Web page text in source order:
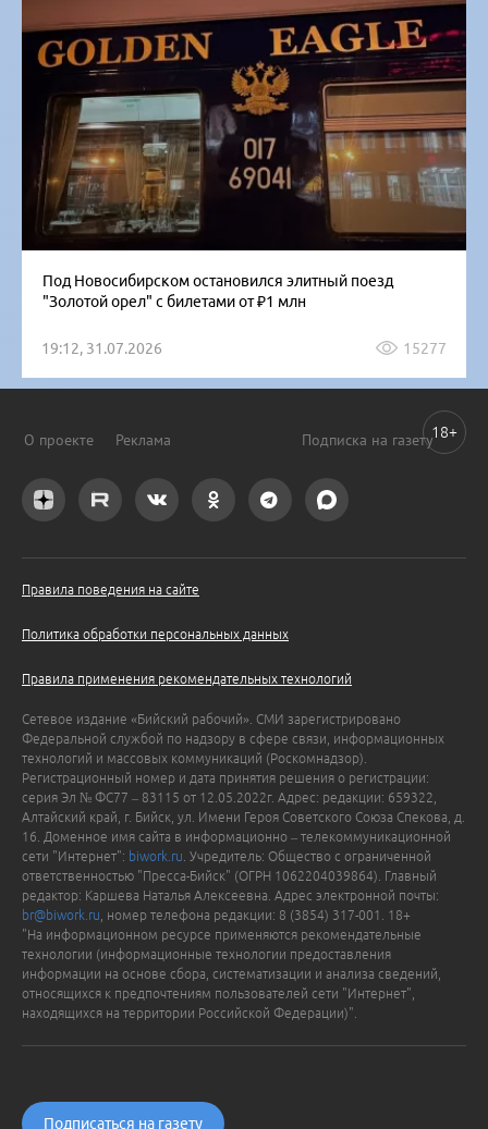
Под Новосибирском остановился элитный поезд
"Золотой орел" с билетами от ₽1 млн
19:12, 31.07.2026 15277
О проекте Реклама Подписка на газету
Правила поведения на сайте
Политика обработки персональных данных
Правила применения рекомендательных технологий
Сетевое издание «Бийский рабочий». СМИ зарегистрировано
Федеральной службой по надзору в сфере связи, информационных
технологий и массовых коммуникаций (Роскомнадзор).
Регистрационный номер и дата принятия решения о регистрации:
серия Эл № ФС77 – 83115 от 12.05.2022г. Адрес: редакции: 659322,
Алтайский край, г. Бийск, ул. Имени Героя Советского Союза Спекова, д.
16. Доменное имя сайта в информационно – телекоммуникационной
сети "Интернет": biwork.ru . Учредитель: Общество с ограниченной
ответственностью "Пресса-Бийск" (ОГРН 1062204039864). Главный
редактор: Каршева Наталья Алексеевна. Адрес электронной почты:
br@biwork.ru , номер телефона редакции: 8 (3854) 317-001. 18+
"На информационном ресурсе применяются рекомендательные
технологии (информационные технологии предоставления
информации на основе сбора, систематизации и анализа сведений,
относящихся к предпочтениям пользователей сети "Интернет",
находящихся на территории Российской Федерации)".
Подписаться на газету
18+